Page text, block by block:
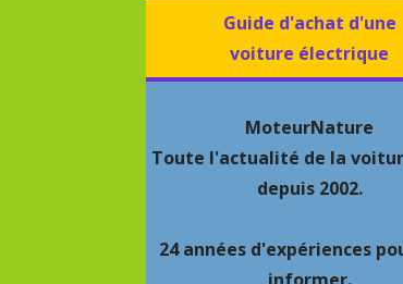
Guide d'achat d'une
voiture électrique
MoteurNature
Toute l'actualité de la
depuis 2002.
24 années d'expériences